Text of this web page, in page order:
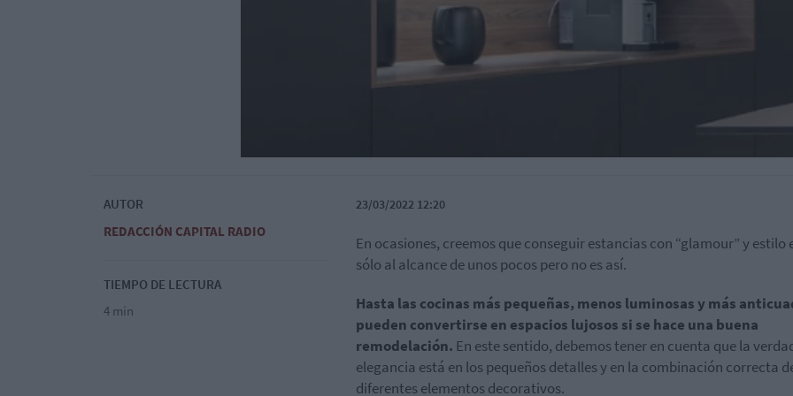
AUTOR
REDACCIÓN CAPITAL RADIO
TIEMPO DE LECTURA
4 min
23/03/2022 12:20
En ocasiones, creemos que conseguir estancias con “glamour” y estilo
sólo al alcance de unos pocos pero no es así.
Hasta las cocinas más pequeñas, menos luminosas y más
pueden convertirse en espacios lujosos si se hace una buena
remodelación. En este sentido, debemos tener en cuenta que la
elegancia está en los pequeños detalles y en la combinación correcta
diferentes elementos decorativos.